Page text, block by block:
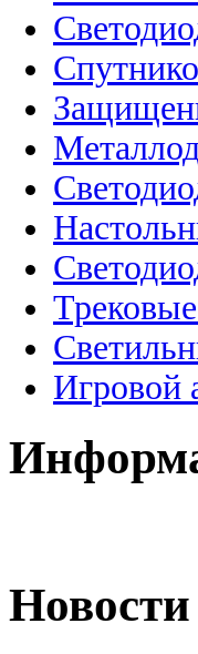
Игровой
Новости